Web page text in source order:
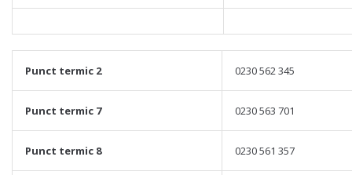
Punct termic 2 0230 562 345
Punct termic 7 0230 563 701
Punct termic 8 0230 561 357